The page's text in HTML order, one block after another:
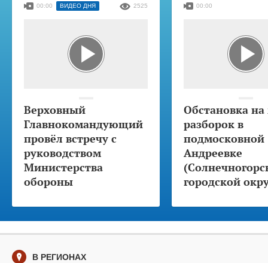
Верховный
Главнокомандующий
провёл встречу с
руководством
Министерства
обороны
00:00 ВИДЕО ДНЯ 2525
Обстановка на
разборок в
подмосковной
Андреевке
городской
00:00
В РЕГИОНАХ